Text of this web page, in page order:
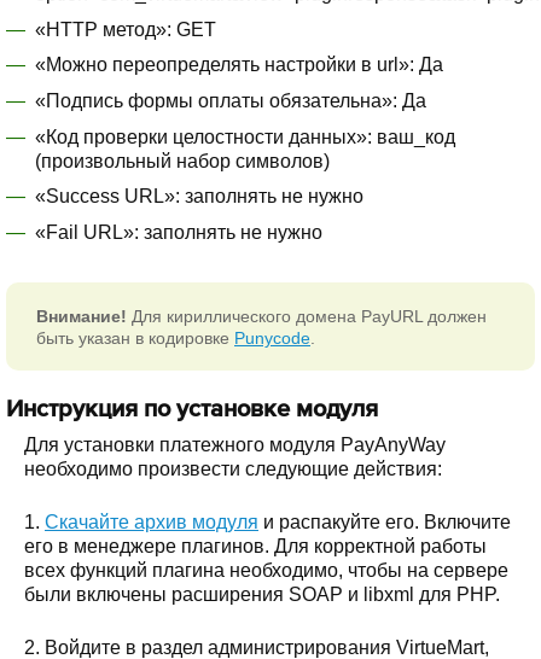
«HTTP метод»: GET
«Можно переопределять настройки в url»: Да
«Подпись формы оплаты обязательна»: Да
«Код проверки целостности данных»: ваш_код
(произвольный набор символов)
«Success URL»: заполнять не нужно
«Fail URL»: заполнять не нужно
Внимание! Для кириллического домена PayURL должен
быть указан в кодировке Punycode
Инструкция по установке модуля
Для установки платежного модуля PayAnyWay
необходимо произвести следующие действия:
1. Скачайте архив модуля и распакуйте его. Включите
его в менеджере плагинов. Для корректной работы
всех функций плагина необходимо, чтобы на сервере
были включены расширения SOAP и libxml для PHP.
2. Войдите в раздел администрирования VirtueMart,